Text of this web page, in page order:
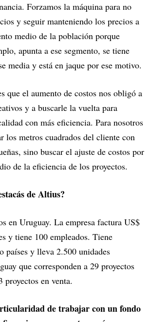
Forzamos la máquina para no
y seguir manteniendo los precios a
medio de la población porque
apunta a ese segmento, se tiene
media y está en jaque por ese motivo.
que el aumento de costos nos obligó a
y a buscarle la vuelta para
con más eficiencia. Para nosotros
los metros cuadrados del cliente con
sino buscar el ajuste de costos por
de la eficiencia de los proyectos.
de Altius?
en Uruguay. La empresa factura US$
y tiene 100 empleados. Tiene
países y lleva 2.500 unidades
que corresponden a 29 proyectos
proyectos en venta.
de trabajar con un fondo